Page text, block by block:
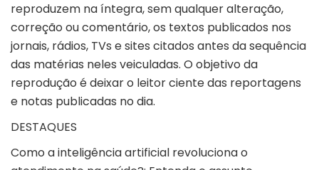
reproduzem na íntegra, sem qualquer alteração,
correção ou comentário, os textos publicados nos
jornais, rádios, TVs e sites citados antes da sequência
das matérias neles veiculadas. O objetivo da
reprodução é deixar o leitor ciente das reportagens
e notas publicadas no dia.
DESTAQUES
Como a inteligência artificial revoluciona o